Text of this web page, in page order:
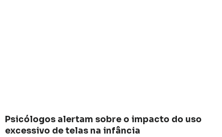
Psicólogos alertam sobre o impacto do uso
excessivo de telas na infância